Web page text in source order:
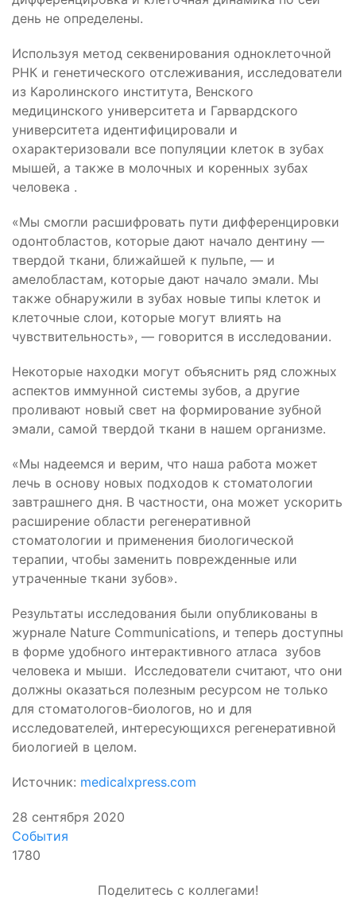
день не определены.
Используя метод секвенирования одноклеточной
РНК и генетического отслеживания, исследователи
из Каролинского института, Венского
медицинского университета и Гарвардского
университета идентифицировали и
охарактеризовали все популяции клеток в зубах
мышей, а также в молочных и коренных зубах
человека .
«Мы смогли расшифровать пути дифференцировки
одонтобластов, которые дают начало дентину —
твердой ткани, ближайшей к пульпе, — и
амелобластам, которые дают начало эмали. Мы
также обнаружили в зубах новые типы клеток и
клеточные слои, которые могут влиять на
чувствительность», — говорится в исследовании.
Некоторые находки могут объяснить ряд сложных
аспектов иммунной системы зубов, а другие
проливают новый свет на формирование зубной
эмали, самой твердой ткани в нашем организме.
«Мы надеемся и верим, что наша работа может
лечь в основу новых подходов к стоматологии
завтрашнего дня. В частности, она может ускорить
расширение области регенеративной
стоматологии и применения биологической
терапии, чтобы заменить поврежденные или
утраченные ткани зубов».
Результаты исследования были опубликованы в
журнале Nature Communications, и теперь доступны
в форме удобного интерактивного атласа зубов
человека и мыши. Исследователи считают, что они
должны оказаться полезным ресурсом не только
для стоматологов-биологов, но и для
исследователей, интересующихся регенеративной
биологией в целом.
Источник: medicalxpress.com
28 сентября 2020
События
1780
Поделитесь с коллегами!